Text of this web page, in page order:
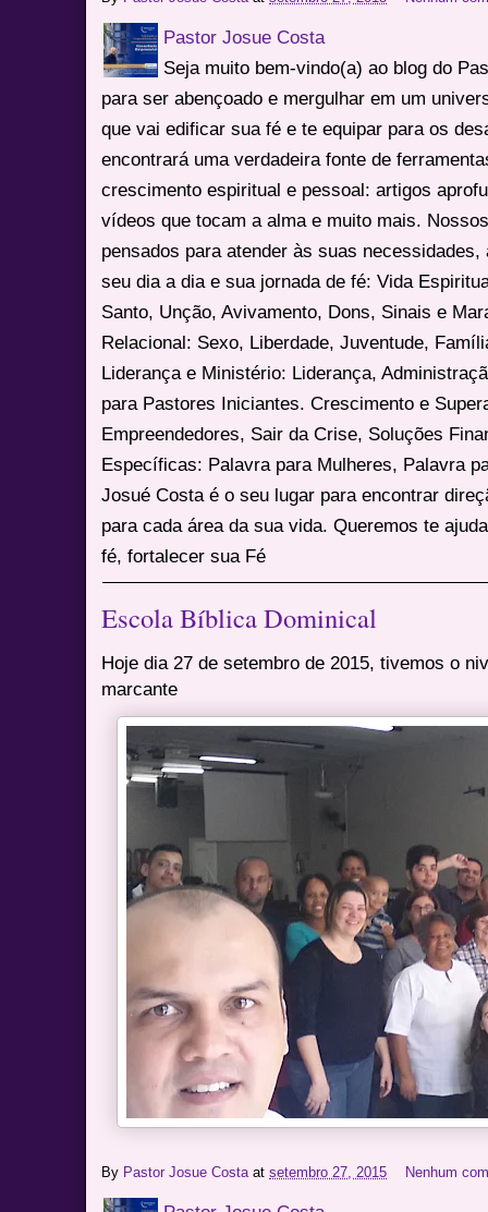
Pastor Josue Costa
Seja muito bem-vindo(a) ao blog do
para ser abençoado e mergulhar em um
que vai edificar sua fé e te equipar para os
encontrará uma verdadeira fonte de
crescimento espiritual e pessoal: artigos
vídeos que tocam a alma e muito mais.
pensados para atender às suas
seu dia a dia e sua jornada de fé: Vida
Santo, Unção, Avivamento, Dons, Sinais e
Relacional: Sexo, Liberdade, Juventude,
Liderança e Ministério: Liderança,
para Pastores Iniciantes. Crescimento e
Empreendedores, Sair da Crise, Soluções
Específicas: Palavra para Mulheres, Palavra
Josué Costa é o seu lugar para encontrar
para cada área da sua vida. Queremos te
fé, fortalecer sua Fé
Escola Bíblica Dominical
Hoje dia 27 de setembro de 2015, tivemos o
marcante
By Pastor Josue Costa atsetembro 27, 2015 Nenhum